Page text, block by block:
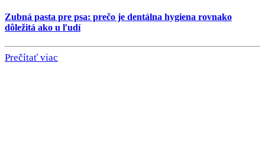
Zubná pasta pre psa: prečo je dentálna hygiena rovnako
dôležitá ako u ľudí
Prečítať viac